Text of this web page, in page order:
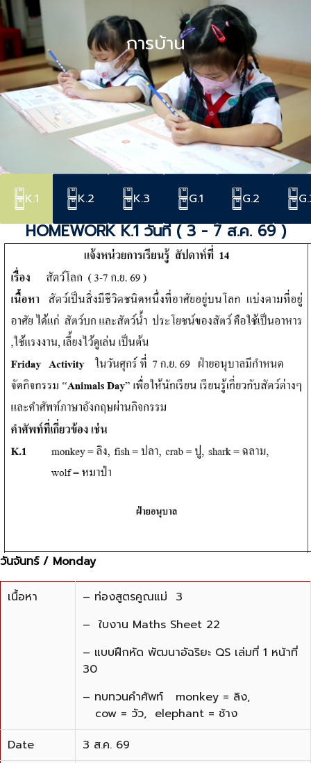
การบ้าน
K.1 K.2 K.3 G.1 G.2
HOMEWORK K.1 วันที่ ( 3 - 7 ส.ค. 69 )​
วันจันทร์ / Monday
เนื้อหา
– ท่องสูตรคูณแม่ 3
– ใบงาน Maths Sheet 22
– แบบฝึกหัด พัฒนาอัฉริยะ QS เล่มที่ 1 หน้าที่
30
– ทบทวนคำศัพท์ monkey = ลิง,
cow = วัว, elephant = ช้าง
Date
3 ส.ค. 69